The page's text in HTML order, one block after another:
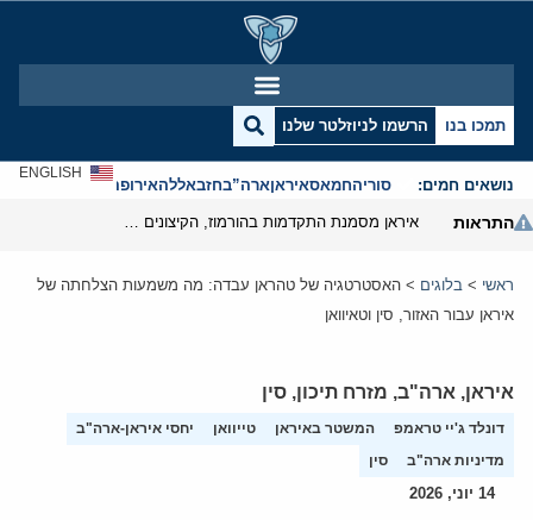
תמכו בנו הרשמו לניוזלטר שלנו
נושאים חמים: סוריהחמאסאיראןארה”בחזבאללהאירופהאנטישמיות
ENGLISH
התראות
ראשי > בלוגים > האסטרטגיה של טהראן עבדה: מה משמעות הצלחתה של
איראן עבור האזור, סין וטאיוואן
איראן, ארה"ב, מזרח תיכון, סין
דונלד ג'יי טראמפ המשטר באיראן טייוואן
יחסי איראן-ארה"ב
מדיניות ארה"ב
סין
14 יוני, 2026